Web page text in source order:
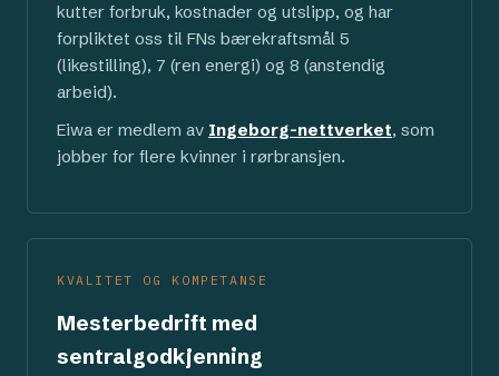
kutter forbruk, kostnader og utslipp, og har
forpliktet oss til FNs bærekraftsmål 5
(likestilling), 7 (ren energi) og 8 (anstendig
arbeid).
Eiwa er medlem av Ingeborg-nettverket, som
jobber for flere kvinner i rørbransjen.
KVALITET OG KOMPETANSE
Mesterbedrift med
sentralgodkjenning